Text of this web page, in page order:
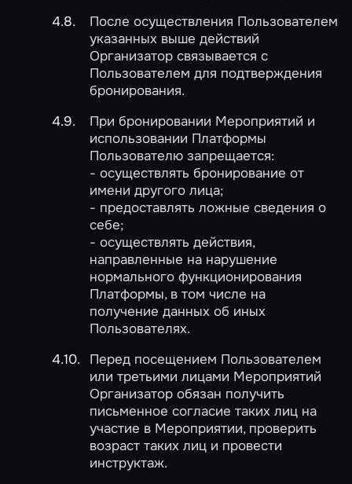
После осуществления Пользователем
указанных выше действий
Организатор связывается с
Пользователем для подтверждения
бронирования.
При бронировании Мероприятий и
использовании Платформы
Пользователю запрещается:
- осуществлять бронирование от
имени другого лица;
- предоставлять ложные сведения о
себе;
- осуществлять действия,
направленные на нарушение
нормального функционирования
Платформы, в том числе на
получение данных об иных
Пользователях.
Перед посещением Пользователем
или третьими лицами Мероприятий
Организатор обязан получить
письменное согласие таких лиц на
участие в Мероприятии, проверить
возраст таких лиц и провести
инструктаж.